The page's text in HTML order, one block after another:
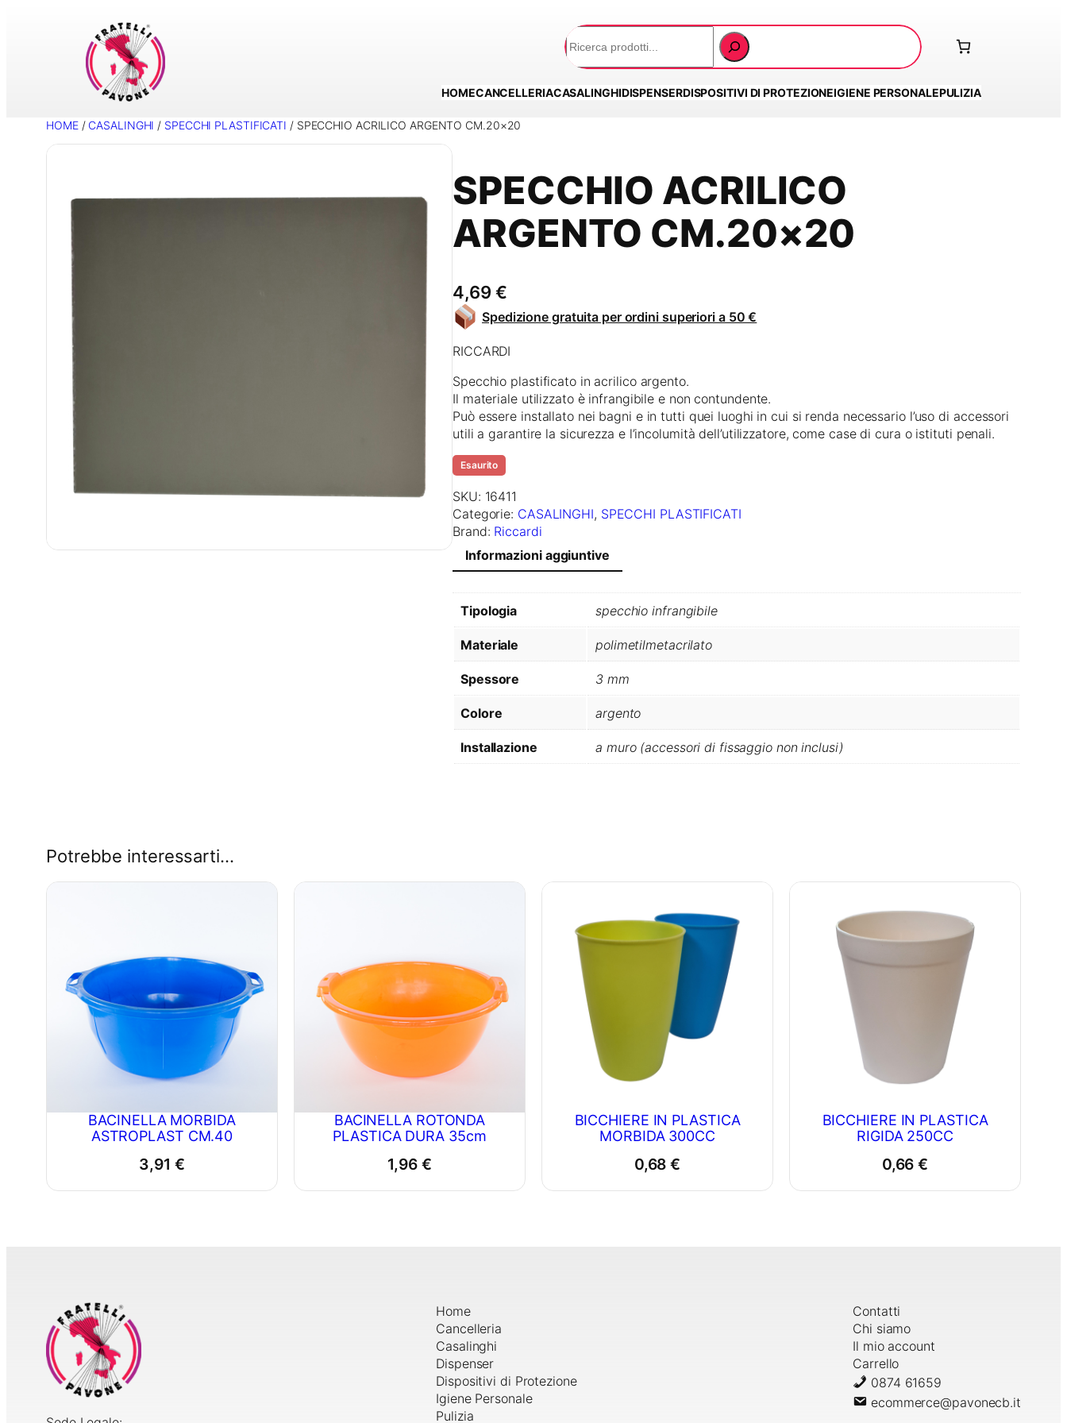
Cerca
HOMECANCELLERIACASALINGHIDISPENSERDISPOSITIVI DI PROTEZIONEIGIENE PERSONALEPULIZIA
HOME/ CASALINGHI / SPECCHI PLASTIFICATI / SPECCHIO ACRILICO ARGENTO CM.20×20
SPECCHIO ACRILICO
ARGENTO CM.20×20
4,69 €
Spedizione gratuita per ordini superiori a 50 €
RICCARDI
Specchio plastificato in acrilico argento.
Il materiale utilizzato è infrangibile e non contundente.
Può essere installato nei bagni e in tutti quei luoghi in cui si renda necessario l’uso di accessori
utili a garantire la sicurezza e l’incolumità dell’utilizzatore, come case di cura o istituti penali.
Esaurito
SKU: 16411
Categorie: CASALINGHI, SPECCHI PLASTIFICATI
Brand: Riccardi
Informazioni aggiuntive
Tipologia specchio infrangibile
Materiale polimetilmetacrilato
Spessore 3 mm
Colore argento
Installazione a muro (accessori di fissaggio non inclusi)
Potrebbe interessarti…
BACINELLA MORBIDA
ASTROPLAST CM.40
3,91 €
BACINELLA ROTONDA
PLASTICA DURA 35cm
1,96 €
BICCHIERE IN PLASTICA
MORBIDA 300CC
0,68€
BICCHIERE IN PLASTICA
RIGIDA 250CC
0,66€
Home
Cancelleria
Casalinghi
Dispenser
Dispositivi di Protezione
Igiene Personale
Pulizia
Contatti
Chi siamo
Il mio account
Carrello
0874 61659
ecommerce@pavonecb.it